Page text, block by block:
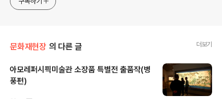
generalized viewpoint
문화재현장 의 다른 글 더보기
아모레퍼시픽미술관 소장품 특별전 출품작(병
풍편)